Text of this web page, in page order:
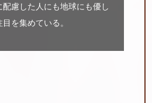
慮した人にも地球にも優し
を集めている。